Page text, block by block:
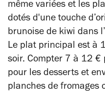
même variées et les
dotés d'une touche
brunoise de kiwi dans
Le plat principal est à
soir. Compter 7 à 12 €
pour les desserts et
planches de fromages